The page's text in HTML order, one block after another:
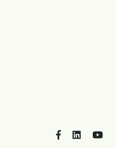
FacebookLinkedIn